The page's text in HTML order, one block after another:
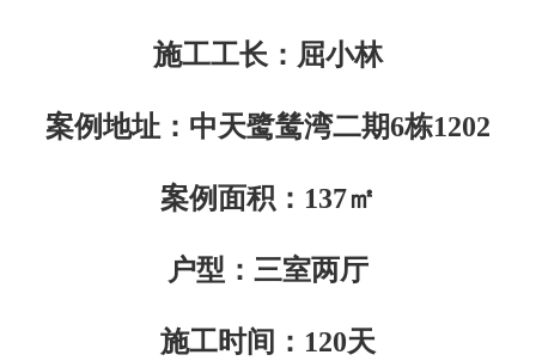
施工工长：屈小林
案例地址：中天鹭鸶湾二期6栋1202
案例面积：137㎡
户型：三室两厅
施工时间：120天